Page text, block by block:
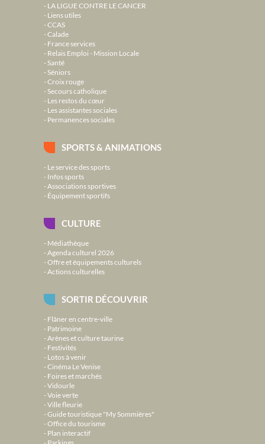
LA LIGUE CONTRE LE CANCER
Liens utiles
CCAS
Calade
France services
Relais Emploi - Mission Locale
Santé
Séniors
Croix rouge
Secours catholique
Les restos du cœur
Les assistantes sociales
Permanences sociales
SPORTS & ANIMATIONS
Le service des sports
Infos sports
Associations sportives
Équipement sportifs
CULTURE
Médiathèque
Agenda culturel 2026
Offre et équipements culturels
Actions culturelles
SORTIR DÉCOUVRIR
Flâner en centre-ville
Patrimoine
Arènes et culture taurine
Festivités
Lotos à venir
Cinéma Le Venise
Foires et marchés
Vidourle
Voie verte
Ville fleurie
Guide touristique "My Sommières"
Office du tourisme
Plan interactif
Parkings